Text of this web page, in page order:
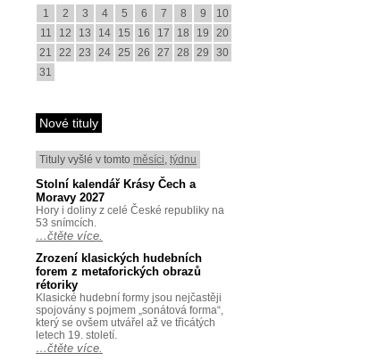
1
2 3 4 5 6 7 8 9
10
11
12 13 14 15 16 17 18 19
20
21
22 23 24 25 26 27 28 29
30
31
Nové tituly
Tituly vyšlé v tomto měsíci, týdnu
Stolní kalendář Krásy Čech a
Moravy 2027
Hory i doliny z celé České republiky na
53 snímcích.
…čtěte více.
Zrození klasických hudebních
forem z metaforických obrazů
rétoriky
Klasické hudební formy jsou nejčastěji
spojovány s pojmem „sonátová forma“,
který se ovšem utvářel až ve třicátých
letech 19. století.
…čtěte více.